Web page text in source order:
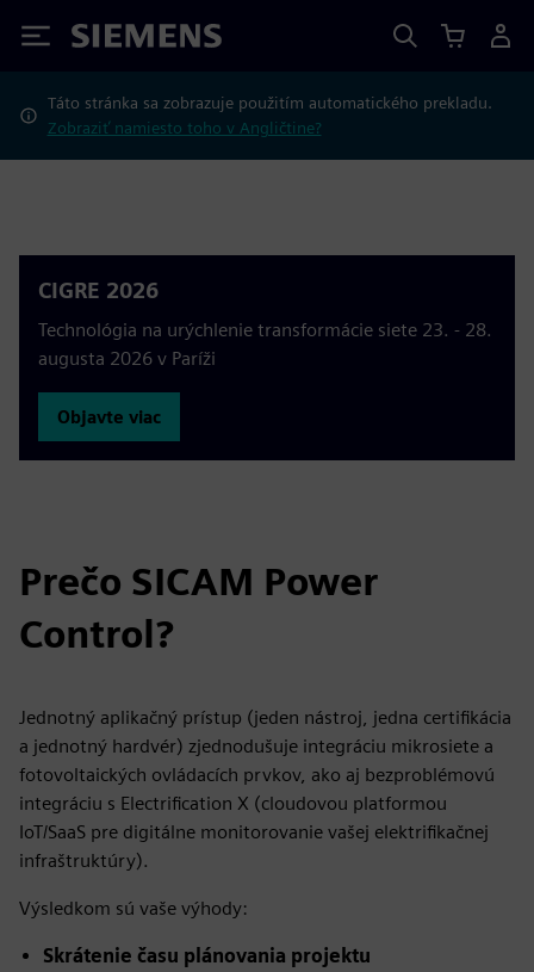
Siemens
Táto stránka sa zobrazuje použitím automatického prekladu.
Zobraziť namiesto toho v Angličtine?
CIGRE 2026
Technológia na urýchlenie transformácie siete 23. - 28.
augusta 2026 v Paríži
Objavte viac
Prečo SICAM Power
Control?
Jednotný aplikačný prístup (jeden nástroj, jedna certifikácia
a jednotný hardvér) zjednodušuje integráciu mikrosiete a
fotovoltaických ovládacích prvkov, ako aj bezproblémovú
integráciu s Electrification X (cloudovou platformou
IoT/SaaS pre digitálne monitorovanie vašej elektrifikačnej
infraštruktúry).
Výsledkom sú vaše výhody:
Skrátenie času plánovania projektu